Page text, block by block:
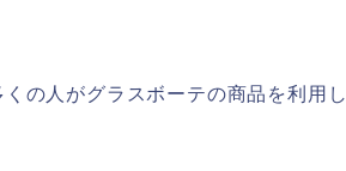
の人がグラスボーテの商品を利用し